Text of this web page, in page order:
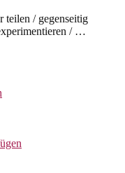
/ gegenseitig
/ …